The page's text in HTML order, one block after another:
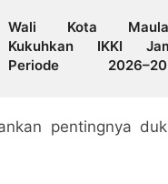
Wali Kota
Kukuhkan IKKI
Periode
Keberagaman
pentingnya